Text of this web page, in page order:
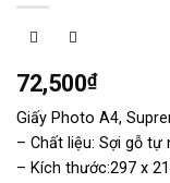
72,500₫
Giấy Photo A4,
– Chất liệu: Sợi gỗ tự
– Kích thước:297 x